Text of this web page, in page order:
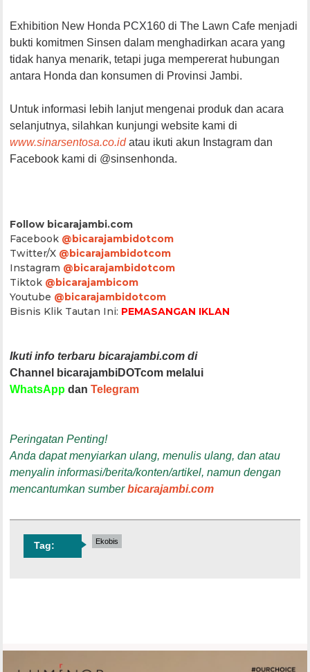
Exhibition New Honda PCX160 di The Lawn Cafe menjadi
bukti komitmen Sinsen dalam menghadirkan acara yang
tidak hanya menarik, tetapi juga mempererat hubungan
antara Honda dan konsumen di Provinsi Jambi.
Untuk informasi lebih lanjut mengenai produk dan acara
selanjutnya, silahkan kunjungi website kami di
www.sinarsentosa.co.idatau ikuti akun Instagram dan
Facebook kami di @sinsenhonda.
Follow bicarajambi.com
Facebook @bicarajambidotcom
Twitter/X @bicarajambidotcom
Instagram @bicarajambidotcom
Tiktok @bicarajambicom
Youtube @bicarajambidotcom
Bisnis Klik Tautan Ini: PEMASANGAN IKLAN
Ikuti info terbaru bicarajambi.com di
Channel bicarajambiDOTcom melalui
WhatsApp danTelegram
Peringatan Penting!
Anda dapat menyiarkan ulang, menulis ulang, dan atau
menyalin informasi/berita/konten/artikel, namun dengan
mencantumkan sumberbicarajambi.com
Tag: Ekobis